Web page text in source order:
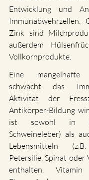
Entwicklung und
Zink sind
außerdem
Vollkornprodukte.
Eine mangelhafte
schwächt das
Aktivität der
Antikörper-Bildung
ist sowohl in
Schweineleber) als
Lebensmitteln
Petersilie, Spinat
enthalten.